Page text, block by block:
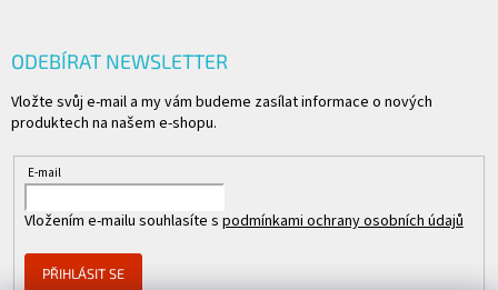
ODEBÍRAT NEWSLETTER
Vložte svůj e-mail a my vám budeme zasílat informace o nových
produktech na našem e-shopu.
E-mail
Vložením e-mailu souhlasíte s podmínkami ochrany osobních údajů
PŘIHLÁSIT SE